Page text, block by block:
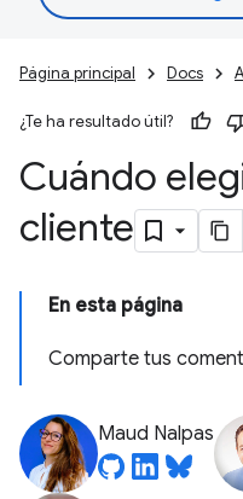
Página principal Docs
¿Te ha resultado útil?
Cuándo
cliente
En esta página
Comparte tus
Maud Nalpas